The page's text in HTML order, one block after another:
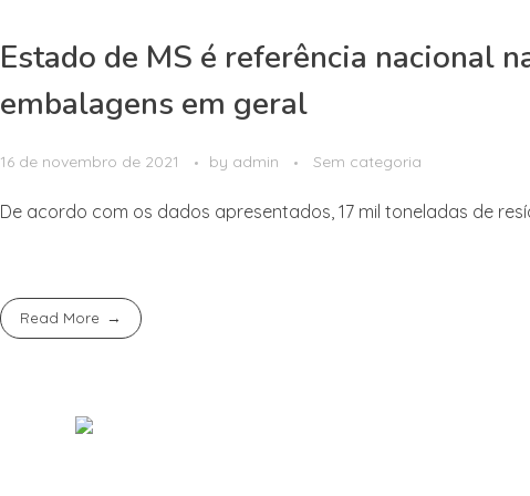
Estado de MS é referência nacional
embalagens em geral
16 de novembro de 2021 by admin Sem categoria
De acordo com os dados apresentados, 17 mil toneladas de
Read More